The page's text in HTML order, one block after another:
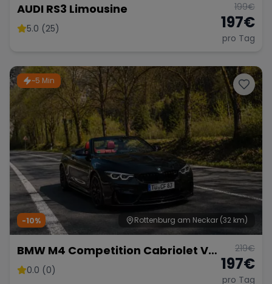
AUDI RS3 Limousine
5.0 (25)
199€
197€
pro Tag
~5 Min
Rottenburg am Neckar (32 km)
-10%
BMW M4 Competition Cabriolet Vor
Opf!!!
0.0 (0)
219€
197€
pro Tag